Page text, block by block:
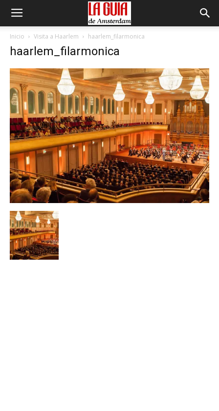
Inicio Visita a Haarlem haarlem_filarmonica
haarlem_filarmonica